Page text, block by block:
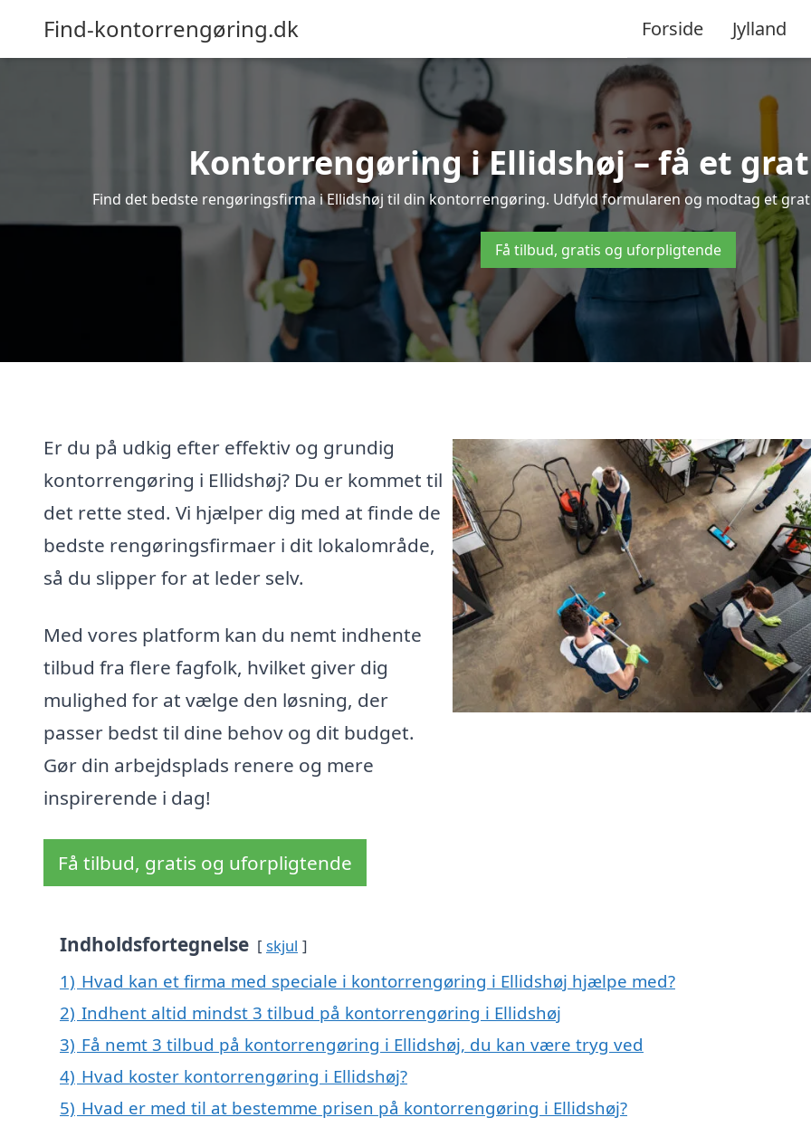
Find-kontorrengøring.dk Forside Jylland
Kontorrengøring i Ellidshøj – få et
Find det bedste rengøringsfirma i Ellidshøj til din kontorrengøring. Udfyld formularen og modtag et
Få tilbud, gratis og uforpligtende
Er du på udkig efter effektiv og grundig
kontorrengøring i Ellidshøj? Du er kommet til
det rette sted. Vi hjælper dig med at finde de
bedste rengøringsfirmaer i dit lokalområde,
så du slipper for at leder selv.
Med vores platform kan du nemt indhente
tilbud fra flere fagfolk, hvilket giver dig
mulighed for at vælge den løsning, der
passer bedst til dine behov og dit budget.
Gør din arbejdsplads renere og mere
inspirerende i dag!
Få tilbud, gratis og uforpligtende
Indholdsfortegnelse skjul
1) Hvad kan et firma med speciale i kontorrengøring i Ellidshøj hjælpe med?
2) Indhent altid mindst 3 tilbud på kontorrengøring i Ellidshøj
3) Få nemt 3 tilbud på kontorrengøring i Ellidshøj, du kan være tryg ved
4) Hvad koster kontorrengøring i Ellidshøj?
5) Hvad er med til at bestemme prisen på kontorrengøring i Ellidshøj?